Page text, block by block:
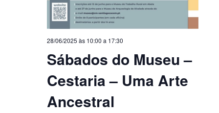
Sábados do Museu –
Cestaria – Uma Arte
Ancestral
28/06/2025 às 10:00 a 17:30